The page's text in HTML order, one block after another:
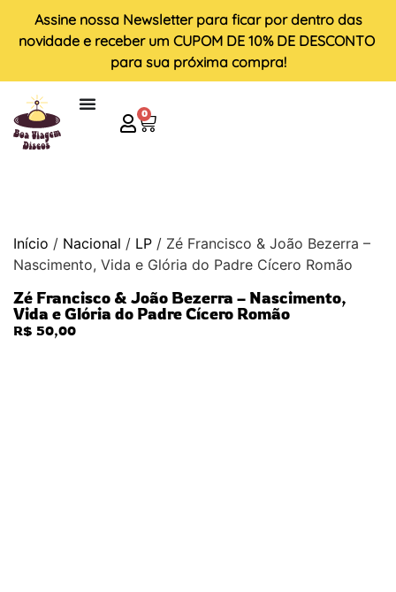
Assine nossa Newsletter para ficar por dentro das
novidade e receber um CUPOM DE 10% DE DESCONTO
para sua próxima compra!
0
Início / Nacional / LP / Zé Francisco & João Bezerra –
Nascimento, Vida e Glória do Padre Cícero Romão
Zé Francisco & João Bezerra – Nascimento,
Vida e Glória do Padre Cícero Romão
R$ 50,00